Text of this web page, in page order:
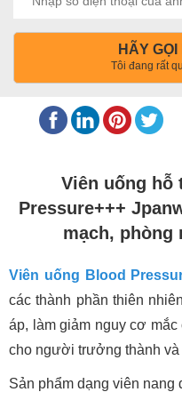
HÃY
Tôi đang rất
Viên uống hỗ
Pressure+++
mạch, phòng
Viên uống Blood
các thành phần thiên
áp, làm giảm nguy cơ mắc
cho người trưởng thành
Sản phẩm dạng viên nang